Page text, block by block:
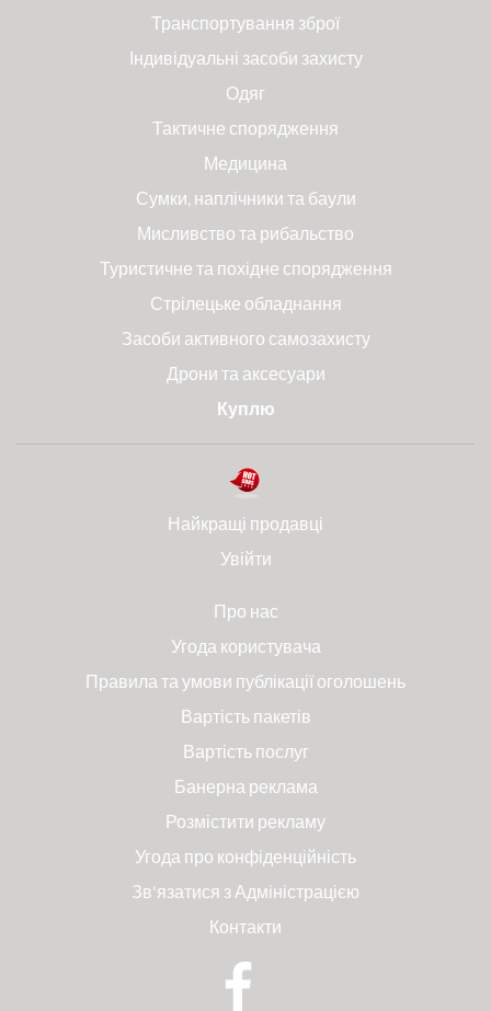
Транспортування зброї
Індивідуальні засоби захисту
Одяг
Тактичне спорядження
Медицина
Сумки, наплічники та баули
Мисливство та рибальство
Туристичне та похідне спорядження
Стрілецьке обладнання
Засоби активного самозахисту
Дрони та аксесуари
Куплю
Найкращі продавці
Увійти
Про нас
Угода користувача
Правила та умови публікації оголошень
Вартість пакетів
Вартість послуг
Банерна реклама
Розмістити рекламу
Угода про конфіденційність
Зв'язатися з Адміністрацією
Контакти